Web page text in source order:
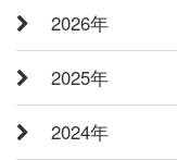
2026年
2025年
2024年